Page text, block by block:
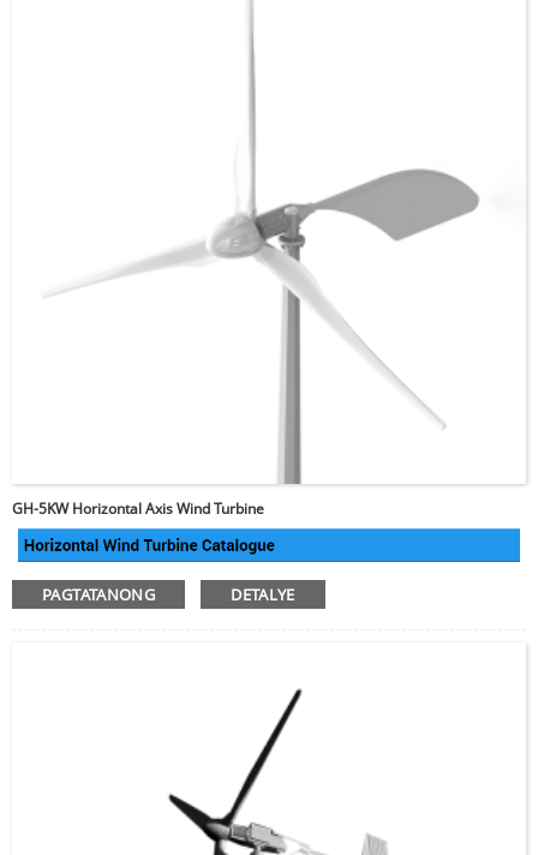
GH-5KW Horizontal Axis Wind Turbine
PAGTATANONG DETALYE
Mangyaring ipasok ang
Ipadala